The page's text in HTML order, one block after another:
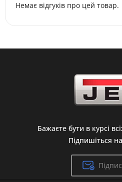
Немає відгуків про цей товар.
Бажаєте бути в курсі
Підпишіться